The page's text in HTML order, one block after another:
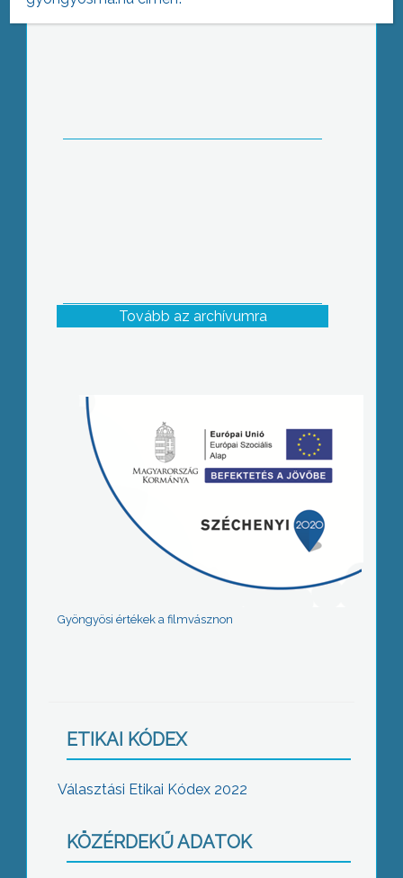
Országszerte több mint 1600 tűzeset
Tovább az archívumra
Gyöngyösi értékek a filmvásznon
ETIKAI KÓDEX
Választási Etikai Kódex 2022
KÖZÉRDEKŰ ADATOK